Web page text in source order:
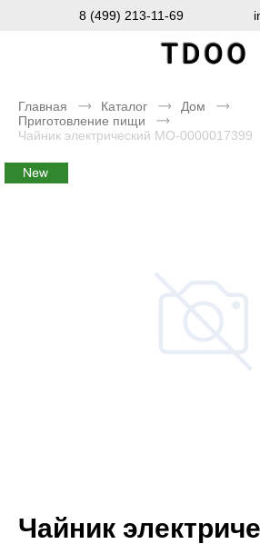
8 (499) 213-11-69
Главная Каталог
Дом
Приготовление пищи
Чайник электрический MO-0000017399
Чайник